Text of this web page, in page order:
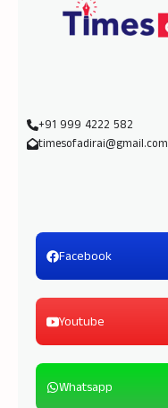
+91 999 4222 582
timesofadirai@gmail.com
Facebook
Youtube
Whatsapp